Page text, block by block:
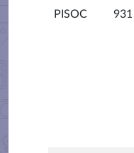
PISOC 931